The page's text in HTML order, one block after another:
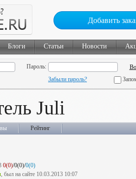
Добавить
Блоги Статьи Новости
Пароль:
Забыли пароль?
Juli
Рейтинг
0(0)/0(0)/0(0)
, был на сайте 10.03.2013 10:07